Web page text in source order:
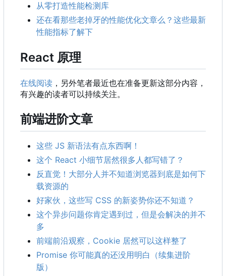
从零打造性能检测库
还在看那些老掉牙的性能优化文章么？这些最新
性能指标了解下
React 原理
在线阅读 ，另外笔者最近也在准备更新这部分内容，
有兴趣的读者可以持续关注。
前端进阶文章
这些 JS 新语法有点东西啊！
这个 React 小细节居然很多人都写错了？
反直觉！大部分人并不知道浏览器到底是如何下
载资源的
好家伙，这些写 CSS 的新姿势你还不知道？
这个异步问题你肯定遇到过，但是会解决的并不
多
前端前沿观察 ， Cookie 居然可以这样整了
Promise 你可能真的还没用明白（续集进阶
版）